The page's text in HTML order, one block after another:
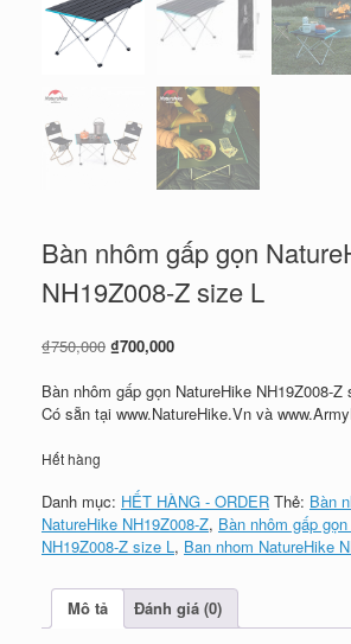
Bàn nhôm gấp gọn
NH19Z008-Z size L
₫750,000 Giá
là:
₫750,000.
₫700,000Giá
tại
là:
Bàn nhôm gấp gọn NatureHike NH19Z008-Z
Có sẵn tại www.NatureHike.Vn và
Hết hàng
Danh mục: HẾT HÀNG - ORDER Thẻ: Bàn
NatureHike NH19Z008-Z, Bàn nhôm gấp
NH19Z008-Z size L , Ban nhom NatureHike
Mô tả Đánh giá (0)